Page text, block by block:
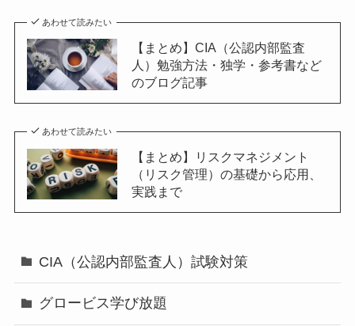
あわせて読みたい
【まとめ】CIA（公認内部監査
人）勉強方法・独学・参考書など
のブログ記事
あわせて読みたい
【まとめ】リスクマネジメント
（リスク管理）の基礎から応用、
実践まで
CIA（公認内部監査人）試験対策
グロービス学び放題